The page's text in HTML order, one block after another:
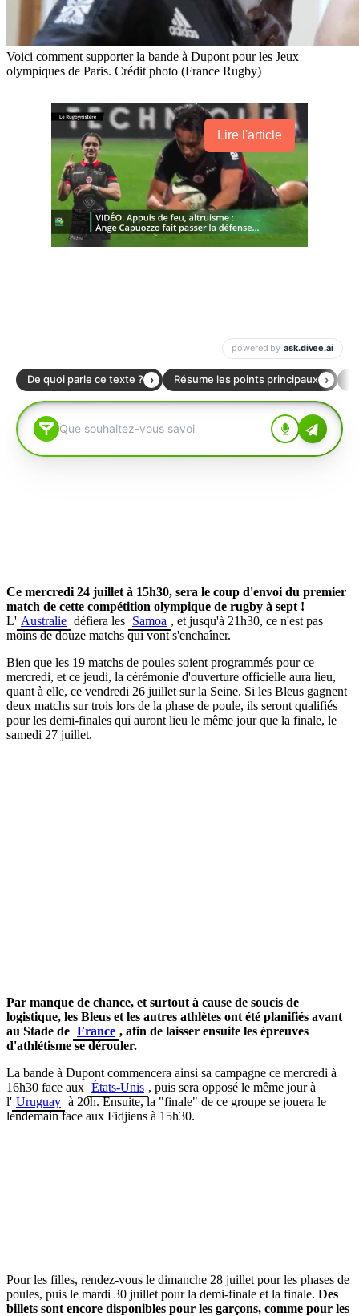
Voici comment supporter la bande à Dupont pour les Jeux
olympiques de Paris. Crédit photo (France Rugby)
Lire l'article
Ce mercredi 24 juillet à 15h30, sera le coup d'envoi du premier
match de cette compétition olympique de rugby à sept !
L' Australie défiera les Samoa , et jusqu'à 21h30, ce n'est pas
moins de douze matchs qui vont s'enchaîner.
Bien que les 19 matchs de poules soient programmés pour ce
mercredi, et ce jeudi, la cérémonie d'ouverture officielle aura lieu,
quant à elle, ce vendredi 26 juillet sur la Seine. Si les Bleus gagnent
deux matchs sur trois lors de la phase de poule, ils seront qualifiés
pour les demi-finales qui auront lieu le même jour que la finale, le
samedi 27 juillet.
Par manque de chance, et surtout à cause de soucis de
logistique, les Bleus et les autres athlètes ont été planifiés avant
au Stade de France , afin de laisser ensuite les épreuves
d'athlétisme se dérouler.
La bande à Dupont commencera ainsi sa campagne ce mercredi à
16h30 face aux États-Unis , puis sera opposé le même jour à
l' Uruguay à 20h. Ensuite, la "finale" de ce groupe se jouera le
lendemain face aux Fidjiens à 15h30.
Pour les filles, rendez-vous le dimanche 28 juillet pour les phases de
poules, puis le mardi 30 juillet pour la demi-finale et la finale. Des
billets sont encore disponibles pour les garçons, comme pour les